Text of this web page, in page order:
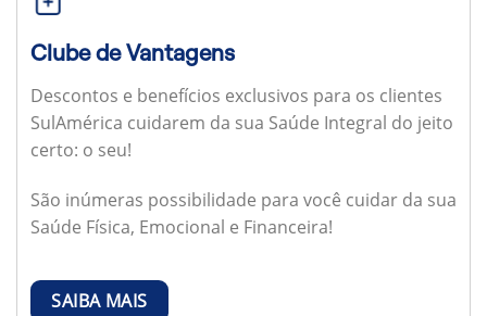
Clube de Vantagens
Descontos e benefícios exclusivos para os clientes
SulAmérica cuidarem da sua Saúde Integral do jeito
certo: o seu!
São inúmeras possibilidade para você cuidar da sua
Saúde Física, Emocional e Financeira!
SAIBA MAIS